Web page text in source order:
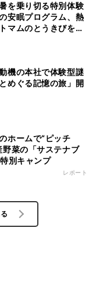
を乗り切る特別体験
安眠プログラム、熱
マムのとうきびを主
ンティー
機の本社で体験型謎
めぐる記憶の旅」開
ホームで“ピッチ
野菜の「サステナブ
別キャンプ
レポート